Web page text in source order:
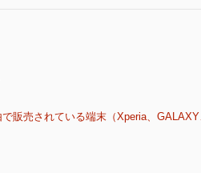
販売されている端末（Xperia、GALAXY